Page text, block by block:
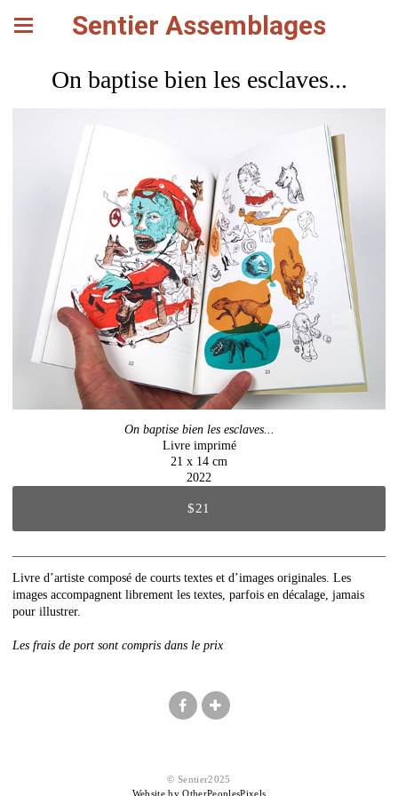
Sentier Assemblages
On baptise bien les esclaves...
On baptise bien les esclaves...
Livre imprimé
21 x 14 cm
2022
$21
Livre d’artiste composé de courts textes et d’images originales. Les
images accompagnent librement les textes, parfois en décalage, jamais
pour illustrer.
Les frais de port sont compris dans le prix
© Sentier2025
Website by OtherPeoplesPixels